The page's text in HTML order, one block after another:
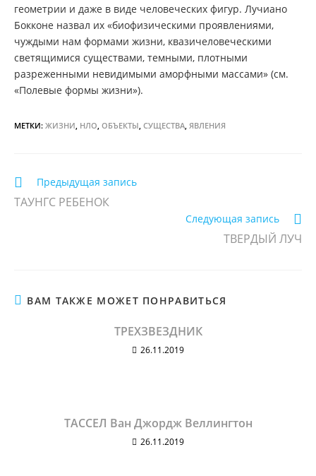
геометрии и даже в виде человеческих фигур. Лучиано
Бокконе назвал их «биофизическими проявлениями,
чуждыми нам формами жизни, квазичеловеческими
светящимися существами, темными, плотными
разреженными невидимыми аморфными массами» (см.
«Полевые формы жизни»).
МЕТКИ: ЖИЗНИ, НЛО, ОБЪЕКТЫ, СУЩЕСТВА, ЯВЛЕНИЯ
Еще
статьи
Предыдущая запись
ТАУНГС РЕБЕНОК
Следующая запись
ТВЕРДЫЙ ЛУЧ
ВАМ ТАКЖЕ МОЖЕТ ПОНРАВИТЬСЯ
ТРЕХЗВЕЗДНИК
26.11.2019
ТАССЕЛ Ван Джордж Веллингтон
26.11.2019